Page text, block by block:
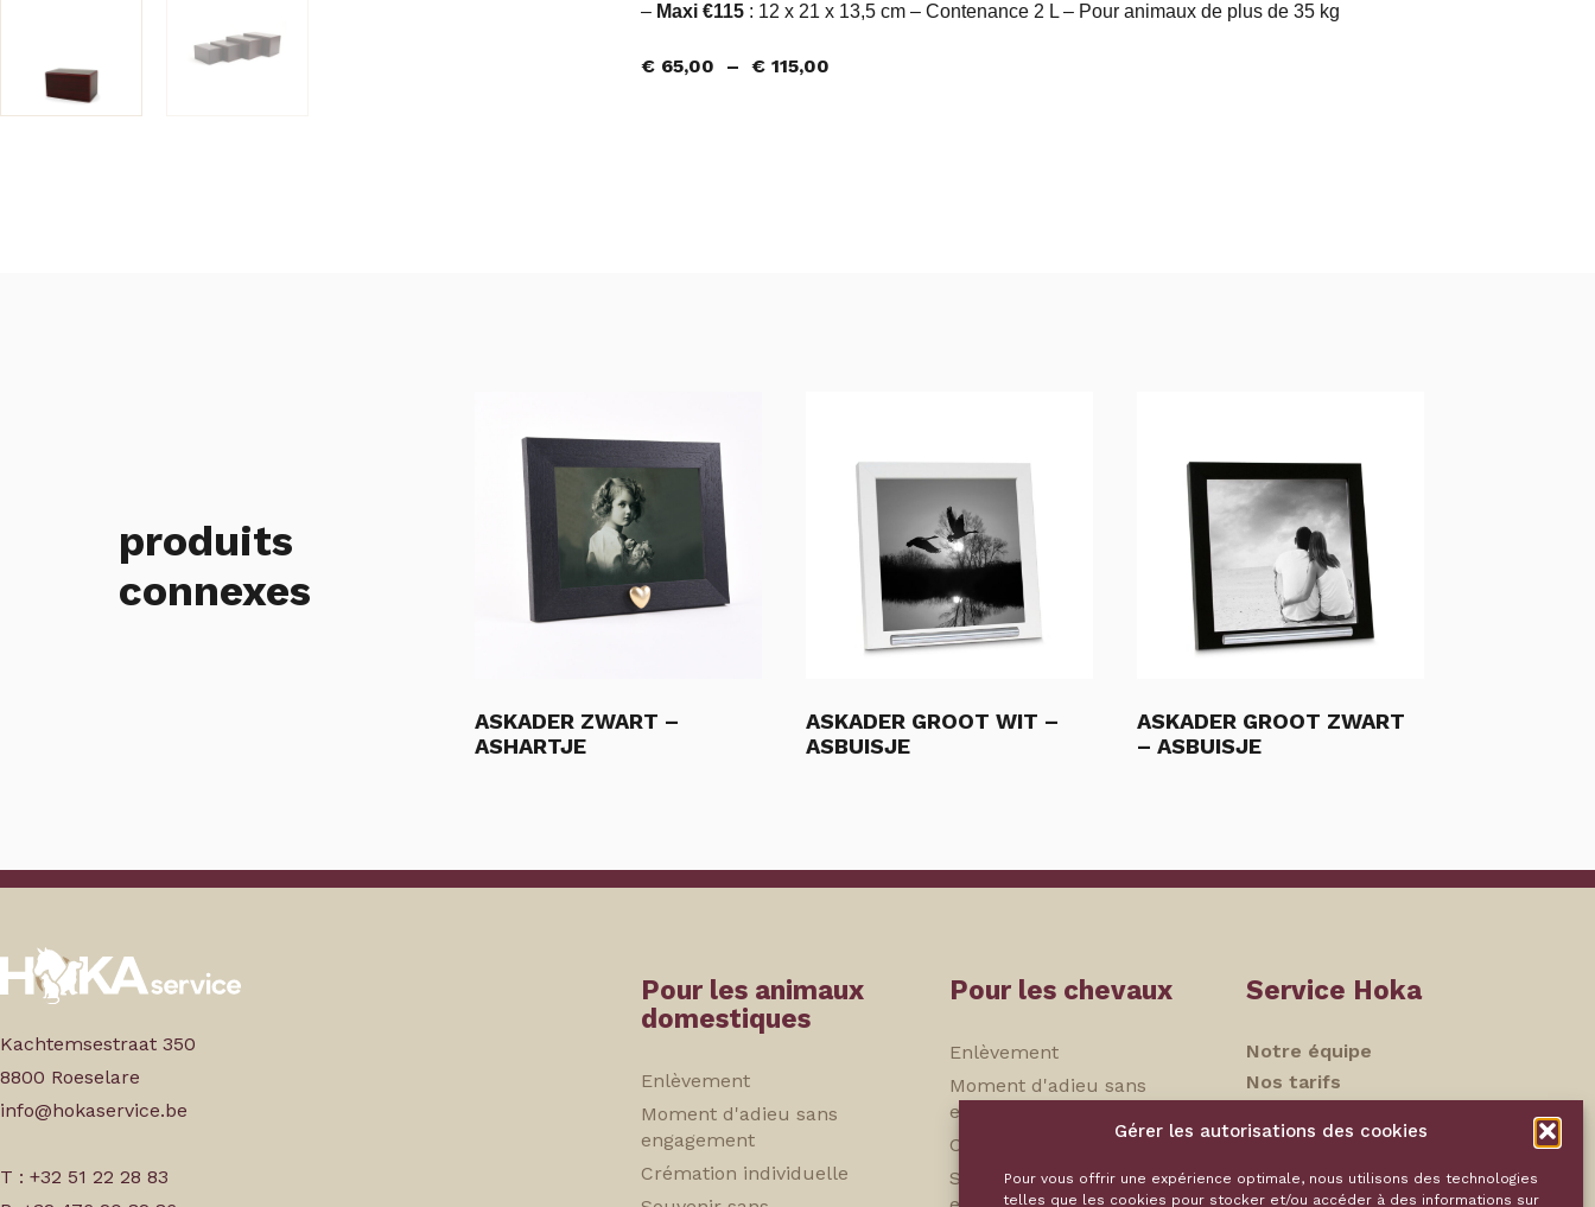
Gérer les autorisations des cookies
Pour vous offrir une expérience optimale, nous utilisons des technologies
telles que les cookies pour stocker et/ou accéder à des informations sur
– Maxi €115 : 12 x 21 x 13,5 cm – Contenance 2 L – Pour animaux de plus de 35 kg
€ 65,00 – € 115,00
produits
connexes
ASKADER ZWART –
ASHARTJE
ASKADER GROOT WIT –
ASBUISJE
ASKADER GROOT ZWART
– ASBUISJE
Kachtemsestraat 350
8800 Roeselare
info@hokaservice.be
T : +32 51 22 28 83
Pour les animaux
domestiques
Enlèvement
Moment d'adieu sans
engagement
Crémation individuelle
Pour les chevaux
Enlèvement
Moment d'adieu sans
engagement
Crémation individuelle
Souvenir sans
Service Hoka
Notre équipe
Nos tarifs
Contact